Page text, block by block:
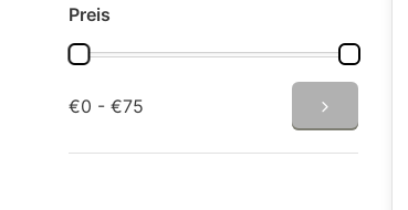
Preis
€0 - €75